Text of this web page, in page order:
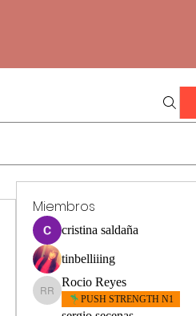
Miembros
cristina saldaña
tinbelliiing
Rocio Reyes
Rocio Reyes
PUSH STRENGTH N1